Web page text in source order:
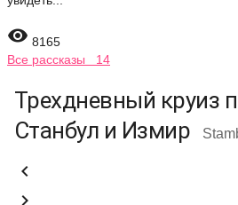
 8165
Все рассказы 14
Трехдневный круиз
Станбул и Измир

